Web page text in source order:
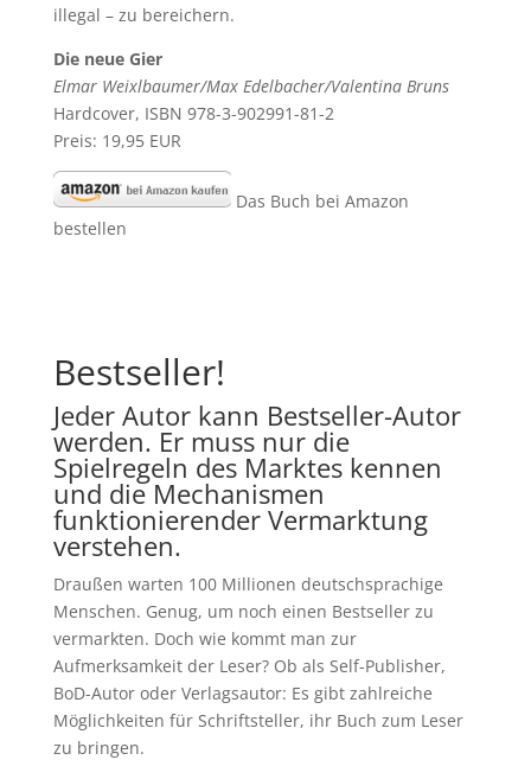
illegal – zu bereichern.
Die neue Gier
Elmar Weixlbaumer/Max Edelbacher/Valentina Bruns
Hardcover, ISBN 978-3-902991-81-2
Preis: 19,95 EUR
Das Buch bei Amazon
bestellen
Bestseller!
Jeder Autor kann Bestseller-Autor
werden. Er muss nur die
Spielregeln des Marktes kennen
und die Mechanismen
funktionierender Vermarktung
verstehen.
Draußen warten 100 Millionen deutschsprachige
Menschen. Genug, um noch einen Bestseller zu
vermarkten. Doch wie kommt man zur
Aufmerksamkeit der Leser? Ob als Self-Publisher,
BoD-Autor oder Verlagsautor: Es gibt zahlreiche
Möglichkeiten für Schriftsteller, ihr Buch zum Leser
zu bringen.